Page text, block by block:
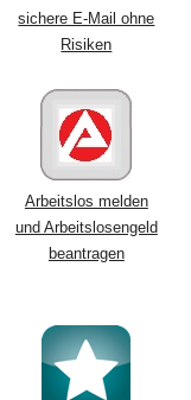
sichere E-Mail ohne
Risiken
Arbeitslos melden
und Arbeitslosengeld
beantragen